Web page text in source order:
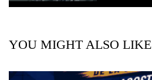
YOU MIGHT ALSO LIKE